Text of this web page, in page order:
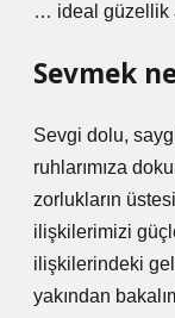
… ideal güzellik
Sevmek
Sevgi dolu,
ruhlarımıza
zorlukların
ilişkilerimizi
ilişkilerindeki
yakından